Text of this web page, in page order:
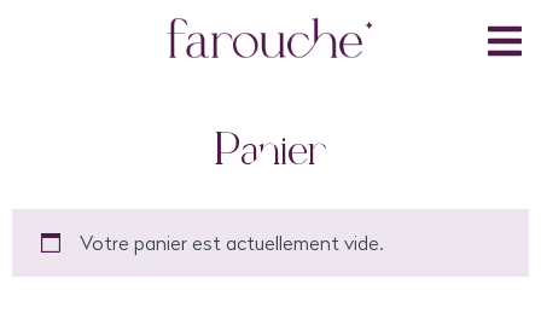
Panier
Votre panier est actuellement vide.